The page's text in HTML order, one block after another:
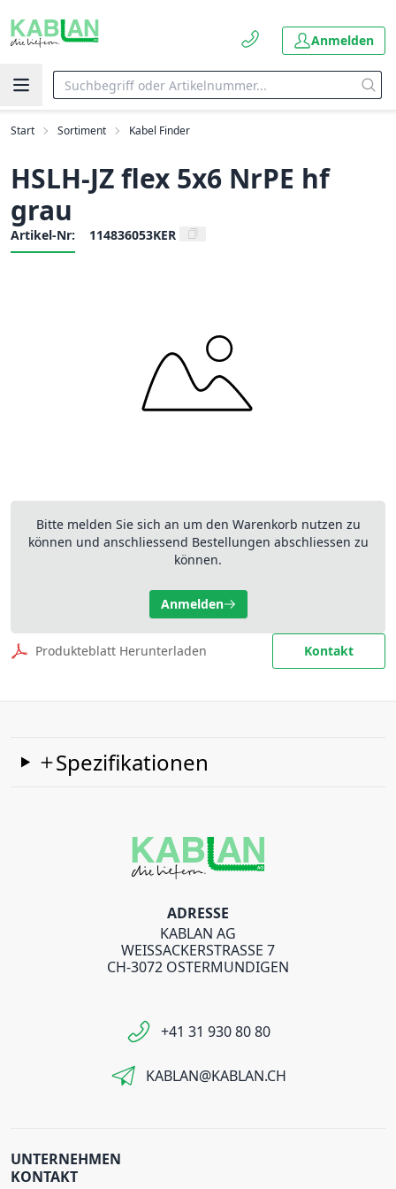
Anmelden
Start Sortiment Kabel Finder
HSLH-JZ flex 5x6 NrPE hf
grau
Artikel-Nr: 114836053KER
Bitte melden Sie sich an um den Warenkorb nutzen zu
können und anschliessend Bestellungen abschliessen zu
können.
Anmelden
Produkteblatt Herunterladen Kontakt
Spezifikationen
ADRESSE
KABLAN AG
WEISSACKERSTRASSE 7
CH-3072 OSTERMUNDIGEN
+41 31 930 80 80
KABLAN@KABLAN.CH
UNTERNEHMEN
KONTAKT